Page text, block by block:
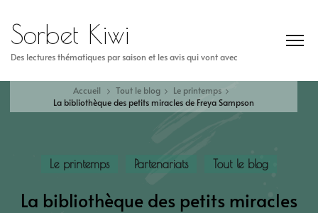
Sorbet Kiwi
Des lectures thématiques par saison et les avis qui vont avec
Accueil Tout le blog
Le printemps
La bibliothèque des petits miracles de Freya Sampson
Le printemps Partenariats Tout le blog
La bibliothèque des petits miracles